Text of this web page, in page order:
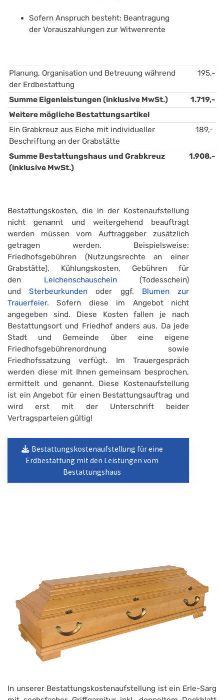
Sofern Anspruch besteht: Beantragung
der Vorauszahlungen zur Witwenrente
Planung, Organisation und Betreuung während
der Erdbestattung
195,-
Summe Eigenleistungen (inklusive MwSt.)
1.719,-
Weitere mögliche Bestattungsartikel
Ein Grabkreuz aus Eiche mit individueller
Beschriftung an der Grabstätte
189,-
Summe Bestattungshaus und Grabkreuz
(inklusive MwSt.)
1.908,-
Bestattungskosten, die in der Kostenaufstellung
nicht genannt und weitergehend beauftragt
werden müssen vom Auftraggeber zusätzlich
getragen werden. Beispielsweise:
Friedhofsgebühren (Nutzungsrechte an einer
Grabstätte), Kühlungskosten, Gebühren für
den Leichenschauschein(Todesschein)
undSterbeurkunden oder ggf. Blumen zur
Trauerfeier. Sofern diese im Angebot nicht
angegeben sind. Diese Kosten fallen je nach
Bestattungsort und Friedhof anders aus. Da jede
Stadt und Gemeinde über eine eigene
Friedhofsgebührenordnung sowie
Friedhofssatzung verfügt. Im Trauergespräch
werden diese mit Ihnen gemeinsam besprochen,
ermittelt und genannt. Diese Kostenaufstellung
ist ein Angebot für einen Bestattungsauftrag und
wird erst mit der Unterschrift beider
Vertragsparteien gültig!
Bestattungskostenaufstellung für eine
Erdbestattung mit den Leistungen vom
Bestattungshaus
In unserer Bestattungskostenaufstellung ist ein Erle-Sarg